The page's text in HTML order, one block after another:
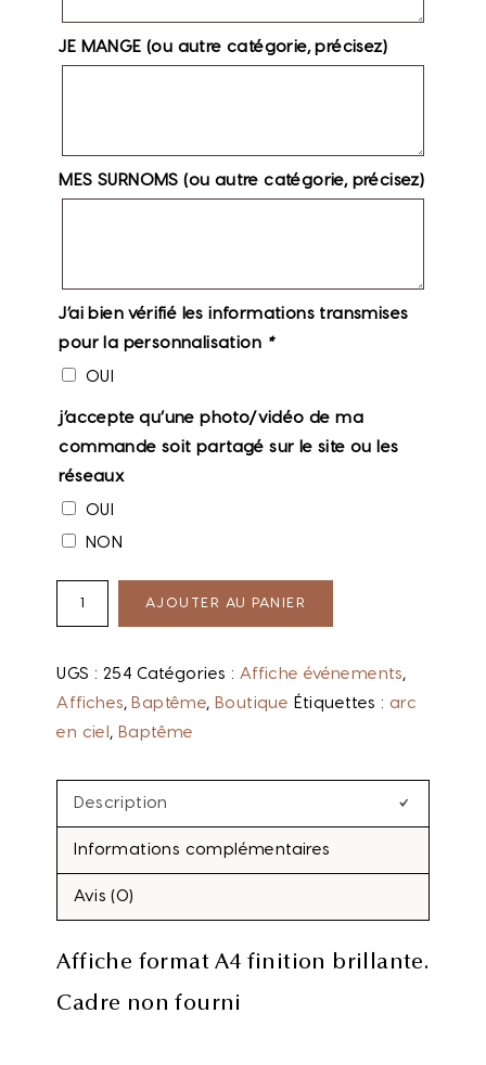
JE MANGE (ou autre catégorie, précisez)
MES SURNOMS (ou autre catégorie, précisez)
J’ai bien vérifié les informations transmises
pour la personnalisation *
OUI
j’accepte qu’une photo/vidéo de ma
commande soit partagé sur le site ou les
réseaux
OUI
NON
AJOUTER AU PANIER
UGS : 254 Catégories : Affiche événements,
Affiches, Baptême, Boutique Étiquettes : arc
en ciel , Baptême
Description
Informations complémentaires
Avis (0)
Affiche format A4 finition brillante.
Cadre non fourni